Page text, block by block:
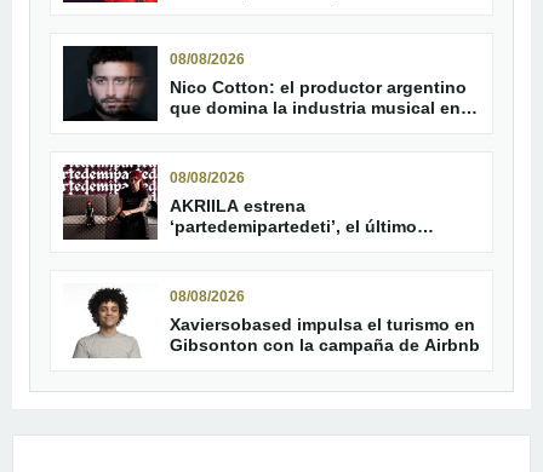
08/08/2026
Nico Cotton: el productor argentino
que domina la industria musical en
08/08/2026
AKRIILA estrena
‘partedemipartedeti’, el último
08/08/2026
Xaviersobased impulsa el turismo en
Gibsonton con la campaña de Airbnb